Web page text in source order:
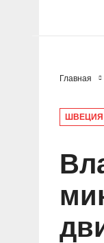
Главная
ШВЕЦИЯ